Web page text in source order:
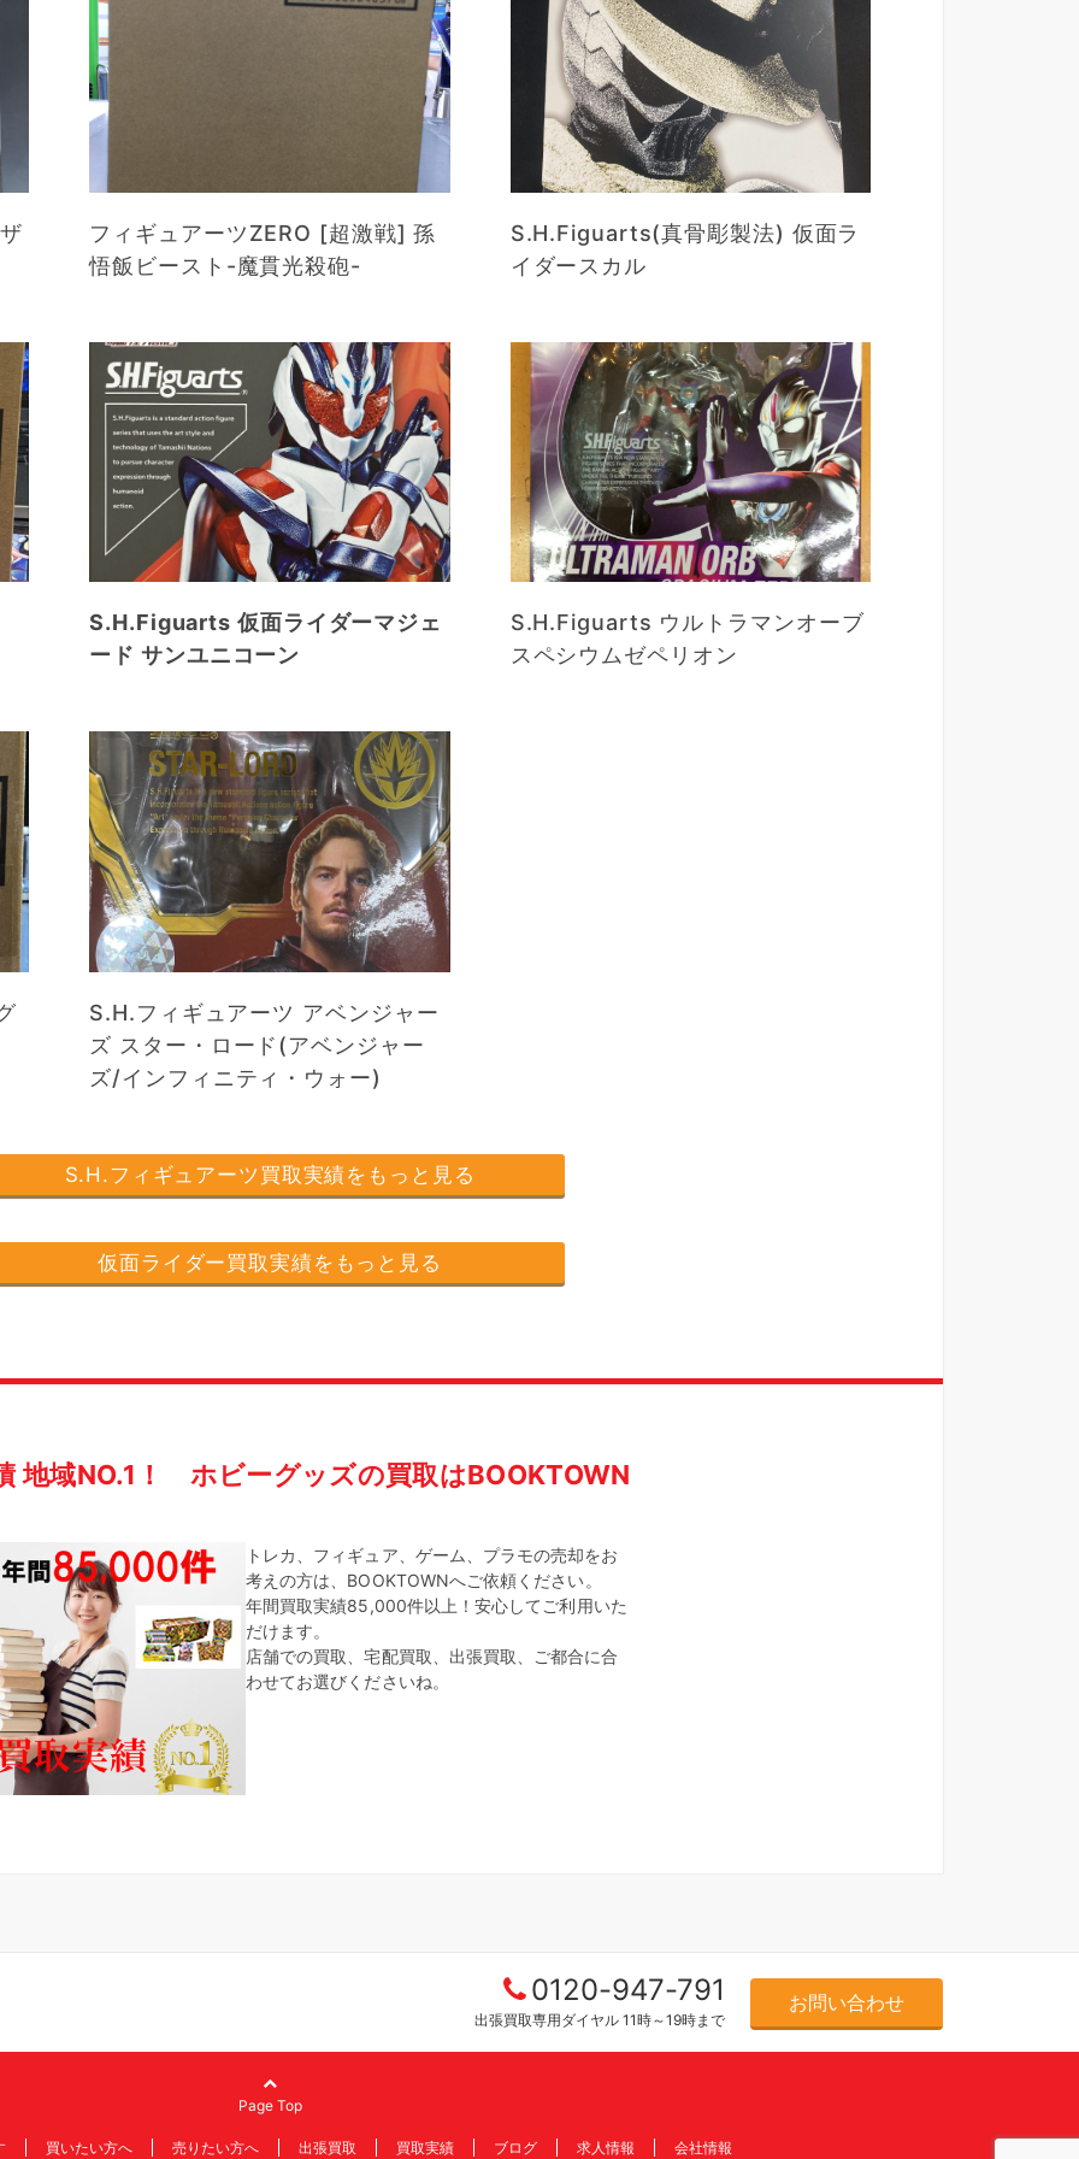
フィギュアーツZERO [超激戦] 孫
悟飯ビースト-魔貫光殺砲-
S.H.Figuarts(真骨彫製法) 仮面ラ
イダースカル
S.H.Figuarts 仮面ライダーマジェ
ード サンユニコーン
S.H.Figuarts ウルトラマンオーブ
スペシウムゼペリオン
S.H.フィギュアーツ アベンジャー
ズ スター・ロード(アベンジャー
ズ/インフィニティ・ウォー)
S.H.フィギュアーツ買取実績をもっと見る
仮面ライダー買取実績をもっと見る
地域NO.1！ ホビーグッズの買取はBOOKTOWN
トレカ、フィギュア、ゲーム、プラモの売却をお
考えの方は、BOOKTOWNへご依頼ください。
年間買取実績85,000件以上！安心してご利用いた
だけます。
店舗での買取、宅配買取、出張買取、ご都合に合
わせてお選びくださいね。
0120-947-791
出張買取専用ダイヤル 11時～19時まで
お問い合わせ
Page Top
買いたい方へ 売りたい方へ 出張買取 買取実績 ブログ 求人情報 会社情報